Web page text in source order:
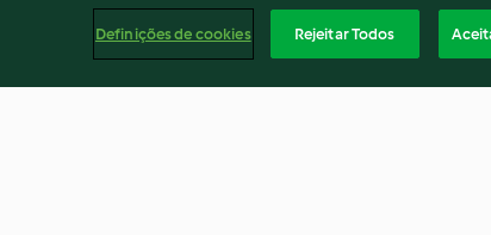
Definições de cookies Rejeitar Todos